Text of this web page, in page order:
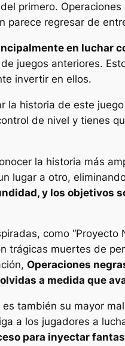
primero.
parece regresar de
en luchar
juegos anteriores.
invertir en ellos.
la historia de este
de nivel y tienes
la historia más
lugar a otro,
y los objetivos
como “Proyecto
trágicas muertes de
Operaciones
a medida que
también su mayor
a los jugadores a
para inyectar